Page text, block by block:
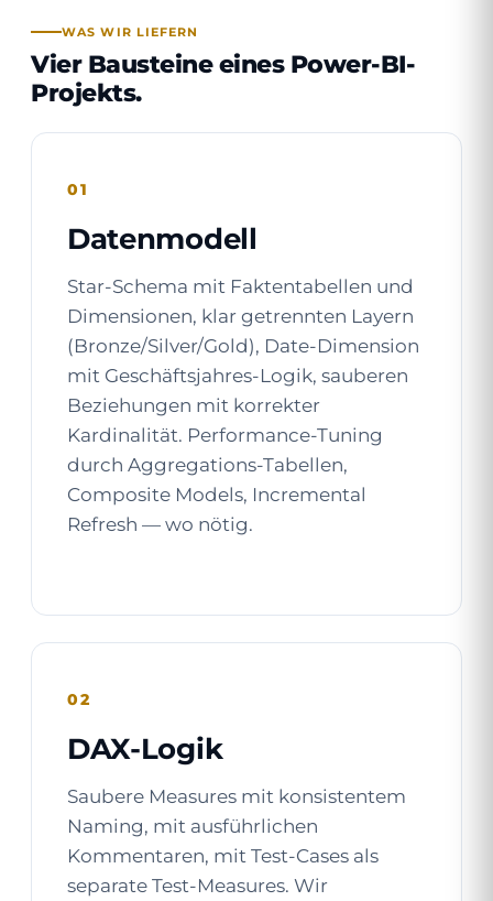
WAS WIR LIEFERN
Vier Bausteine eines Power-BI-
Projekts.
01
Datenmodell
Star-Schema mit Faktentabellen und
Dimensionen, klar getrennten Layern
(Bronze/Silver/Gold), Date-Dimension
mit Geschäftsjahres-Logik, sauberen
Beziehungen mit korrekter
Kardinalität. Performance-Tuning
durch Aggregations-Tabellen,
Composite Models, Incremental
Refresh — wo nötig.
02
DAX-Logik
Saubere Measures mit konsistentem
Naming, mit ausführlichen
Kommentaren, mit Test-Cases als
separate Test-Measures. Wir